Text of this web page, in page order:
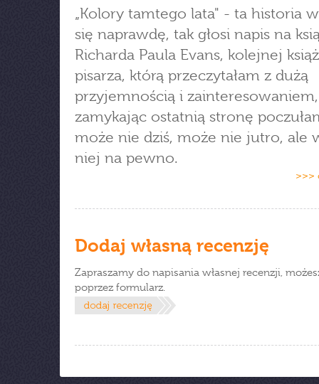
„Kolory tamtego lata" - ta historia
się naprawdę, tak głosi napis na
Richarda Paula Evans, kolejnej
pisarza, którą przeczytałam z dużą
przyjemnością i
zamykając ostatnią stronę
może nie dziś, może nie jutro, ale
niej na pewno.
>>>
Dodaj własną recenzję
Zapraszamy do napisania własnej recenzji,
poprzez formularz.